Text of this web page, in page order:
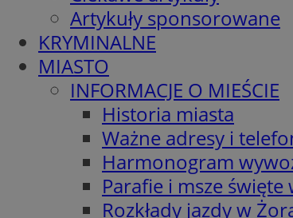
Artykuły sponsorowane
KRYMINALNE
MIASTO
INFORMACJE O MIEŚCIE
Historia miasta
Ważne adresy i
Harmonogram
Parafie i msze święte
Rozkłady jazdy w